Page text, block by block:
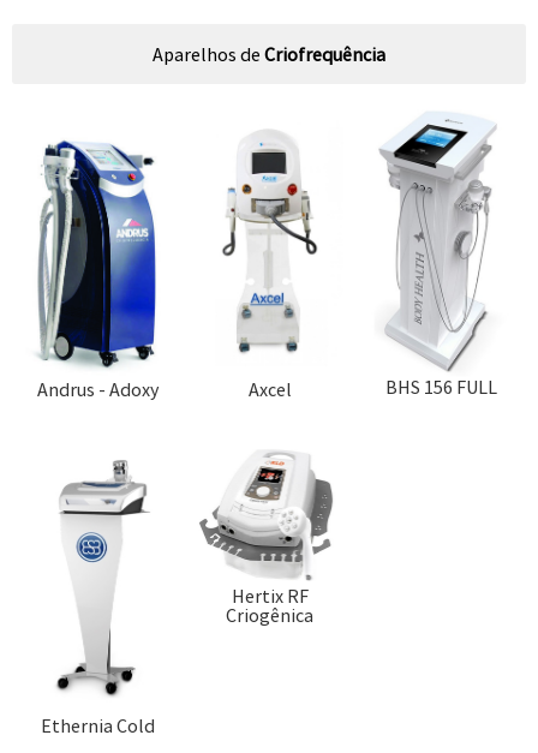
Aparelhos de Criofrequência
Andrus - Adoxy Axcel BHS 156 FULL
Ethernia Cold
Hertix RF
Criogênica